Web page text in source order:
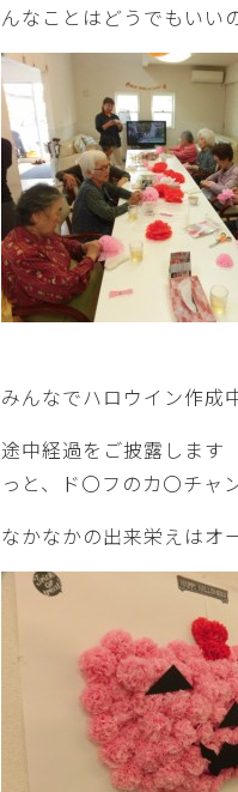
んなことはどうでもい
みんなでハロウイン作
途中経過をご披露し
っと、ド〇フのカ〇チャ
なかなかの出来栄えはオ